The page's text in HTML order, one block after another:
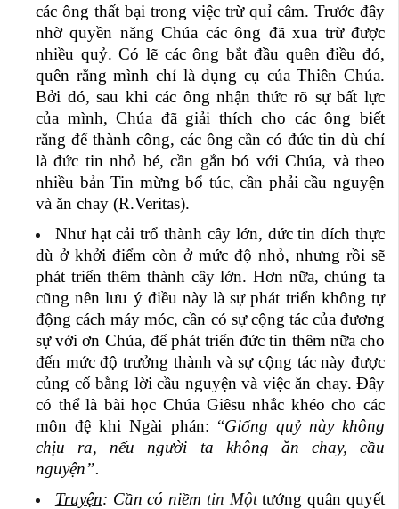
các ông thất bại trong việc trừ quỉ câm. Trước đây
nhờ quyền năng Chúa các ông đã xua trừ được
nhiều quỷ. Có lẽ các ông bắt đầu quên điều đó,
quên rằng mình chỉ là dụng cụ của Thiên Chúa.
Bởi đó, sau khi các ông nhận thức rõ sự bất lực
của mình, Chúa đã giải thích cho các ông biết
rằng để thành công, các ông cần có đức tin dù chỉ
là đức tin nhỏ bé, cần gắn bó với Chúa, và theo
nhiều bản Tin mừng bổ túc, cần phải cầu nguyện
và ăn chay (R.Veritas).
Như hạt cải trổ thành cây lớn, đức tin đích thực
dù ở khởi điểm còn ở mức độ nhỏ, nhưng rồi sẽ
phát triển thêm thành cây lớn. Hơn nữa, chúng ta
cũng nên lưu ý điều này là sự phát triển không tự
động cách máy móc, cần có sự cộng tác của đương
sự với ơn Chúa, để phát triển đức tin thêm nữa cho
đến mức độ trưởng thành và sự cộng tác này được
củng cố bằng lời cầu nguyện và việc ăn chay. Đây
có thể là bài học Chúa Giêsu nhắc khéo cho các
môn đệ khi Ngài phán: “Giống quỷ này không
chịu ra, nếu người ta không ăn chay, cầu
nguyện”.
Truyện: Cần có niềm tin Mộttướng quân quyết